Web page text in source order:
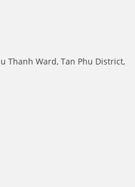
Thanh Ward, Tan Phu District,